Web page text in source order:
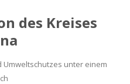
des Kreises
unter einem